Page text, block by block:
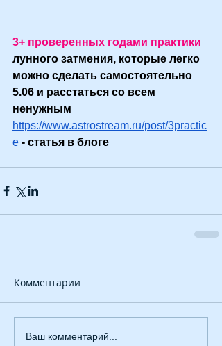
3+ проверенных годами практики
лунного затмения, которые легко
можно сделать самостоятельно
5.06 и расстаться со всем
ненужным
https://www.astrostream.ru/post/3practic
e - статья в блоге
Комментарии
Ваш комментарий...